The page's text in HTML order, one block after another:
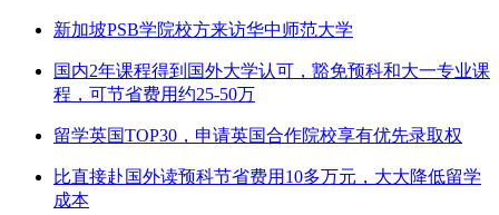
新加坡PSB学院校方来访华中师范大学
国内2年课程得到国外大学认可，豁免预科和大一专业课
程，可节省费用约25-50万
留学英国TOP30，申请英国合作院校享有优先录取权
比直接赴国外读预科节省费用10多万元，大大降低留学
成本